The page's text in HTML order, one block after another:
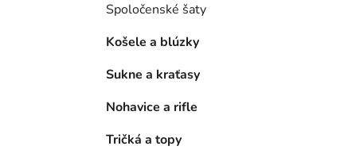
Spoločenské šaty
Košele a blúzky
Sukne a kraťasy
Nohavice a rifle
Tričká a topy